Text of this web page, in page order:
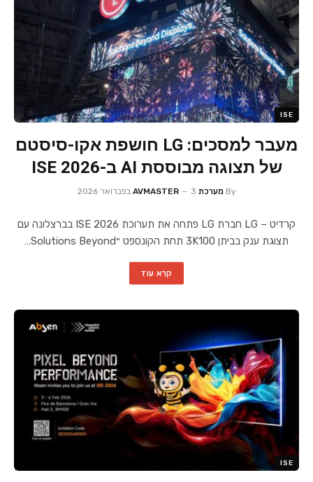
ISE
מעבר למסכים: LG חושפת אקו-סיסטם
של תצוגה מבוססת AI ב-ISE 2026
By מערכת AVMASTER 3 בפברואר 2026
קרדיט – LG חברת LG פתחה את תערוכת ISE 2026 בברצלונה עם
תצוגת ענק בביתן 3K100 תחת הקונספט ״Solutions Beyond…
קרא עוד
ISE